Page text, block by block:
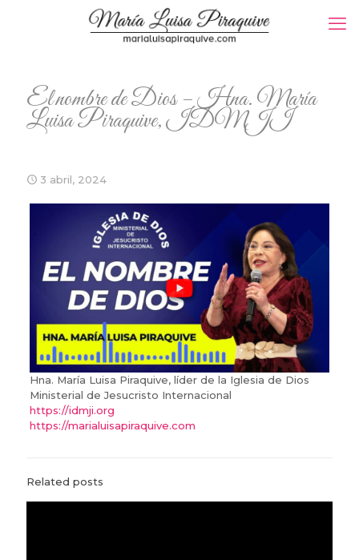
El nombre de Dios – Hna. María
Luisa Piraquive, IDMJI
3 abril, 2024
Hna. María Luisa Piraquive, líder de la Iglesia de Dios
Ministerial de Jesucristo Internacional
https://idmji.org
https://marialuisapiraquive.com
Related posts